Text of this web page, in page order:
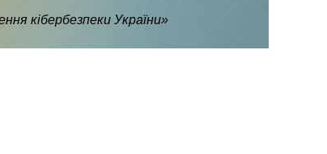
кібербезпеки України»